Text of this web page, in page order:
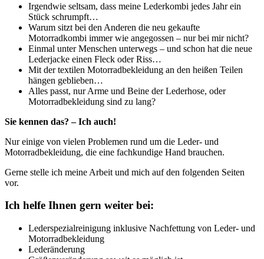
Irgendwie seltsam, dass meine Lederkombi jedes Jahr ein
Stück schrumpft…
Warum sitzt bei den Anderen die neu gekaufte
Motorradkombi immer wie angegossen – nur bei mir nicht?
Einmal unter Menschen unterwegs – und schon hat die neue
Lederjacke einen Fleck oder Riss…
Mit der textilen Motorradbekleidung an den heißen Teilen
hängen geblieben…
Alles passt, nur Arme und Beine der Lederhose, oder
Motorradbekleidung sind zu lang?
Sie kennen das? – Ich auch!
Nur einige von vielen Problemen rund um die Leder- und
Motorradbekleidung, die eine fachkundige Hand brauchen.
Gerne stelle ich meine Arbeit und mich auf den folgenden Seiten
vor.
Ich helfe Ihnen gern weiter bei:
Lederspezialreinigung inklusive Nachfettung von Leder- und
Motorradbekleidung
Lederänderung